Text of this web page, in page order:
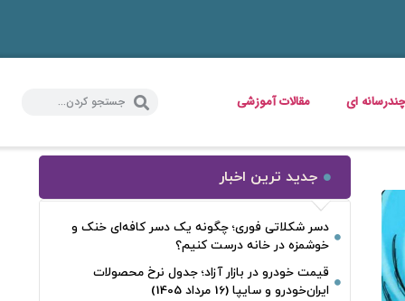
چندرسانه ای مقالات آموزشی
جدید ترین اخبار
دسر شکلاتی فوری؛ چگونه یک دسر کافه‌ای خنک و
خوشمزه در خانه درست کنیم؟
قیمت خودرو در بازار آزاد؛ جدول نرخ محصولات
ایران‌خودرو و سایپا (16 مرداد 1405)